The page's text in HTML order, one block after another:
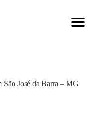
José da Barra – MG